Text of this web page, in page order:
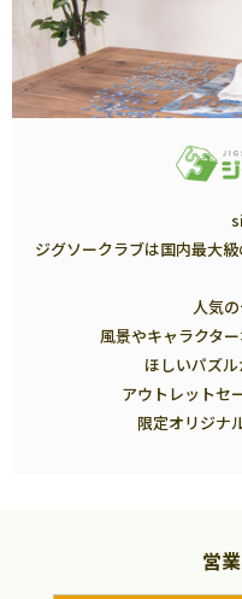
ジグソークラブは国内最大
人気
風景やキャラクタ
ほしいパズ
アウトレットセ
限定オリジナ
営